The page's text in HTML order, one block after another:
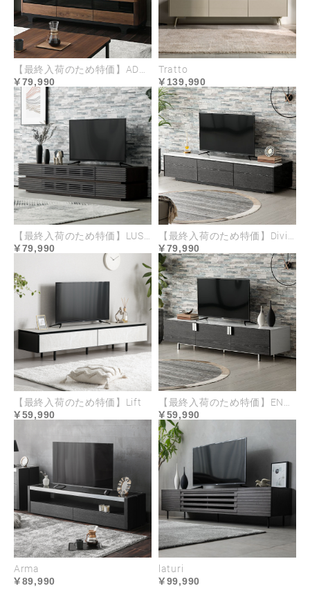
木目調の美しさが目を惹く
フロントデザイン
滑らかな木目調が映えるフロントデザイン。
上品な印象の中に温かみを感じられるモダン
なスタイルに仕上げました。
デザインを引き立てる
扉の手がけ加工
フロントデザインを損なわないよう取
ってはあえて付けず、扉の上部をカッ
トした手がけ加工を施しました。
【最終入荷のため特価】ADORA
79,990
Tratto
139,990
【最終入荷のため特価】LUSSY
79,990
【最終入荷のため特価】Divino
79,990
【最終入荷のため特価】Lift
59,990
【最終入荷のため特価】ENDIO 1800
59,990
Arma
89,990
laturi
99,990